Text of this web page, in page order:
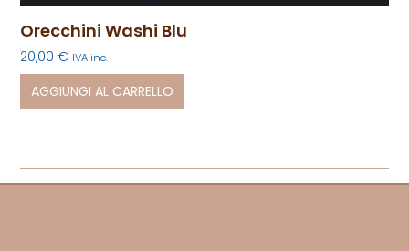
Orecchini Washi Blu
20,00€ IVA inc.
AGGIUNGI AL CARRELLO